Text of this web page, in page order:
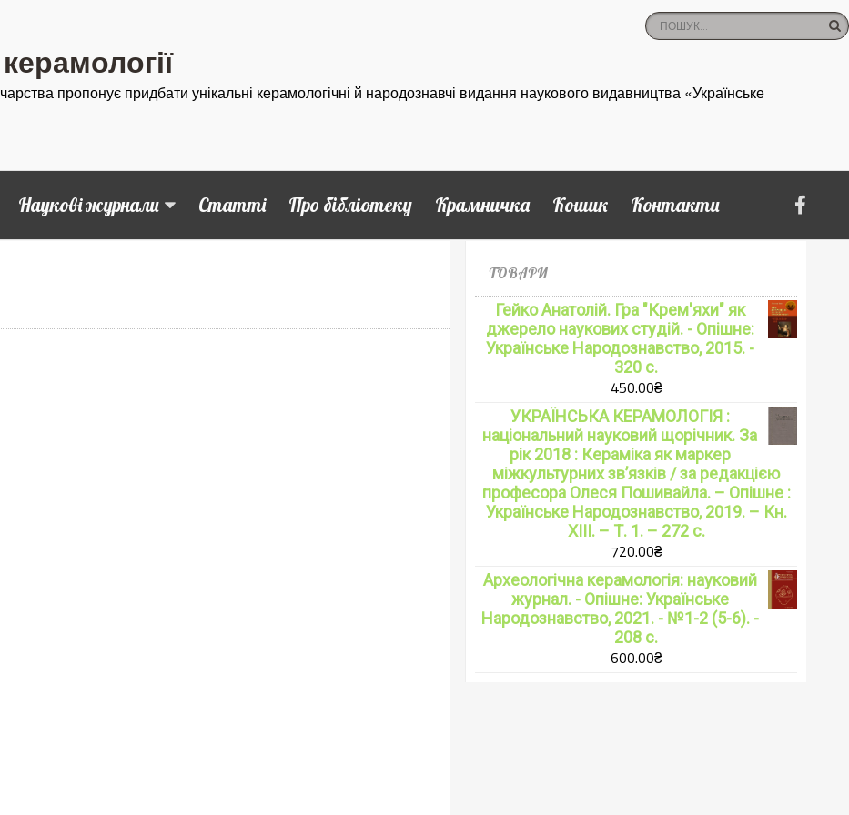
пропонує придбати унікальні керамологічні й народознавчі видання наукового видавництва «Українське
Наукові журнали Статті Про бібліотеку Крамничка Кошик Контакти
ТОВАРИ
Гейко Анатолій. Гра "Крем'яхи" як
джерело наукових студій. - Опішне:
Українське Народознавство, 2015. -
320 с.
450.00₴
УКРАЇНСЬКА КЕРАМОЛОГІЯ :
національний науковий щорічник. За
рік 2018 : Кераміка як маркер
міжкультурних зв’язків / за редакцією
професора Олеся Пошивайла. – Опішне :
Українське Народознавство, 2019. – Кн.
XIII. – Т. 1. – 272 с.
720.00₴
Археологічна керамологія: науковий
журнал. - Опішне: Українське
Народознавство, 2021. - №1-2 (5-6). -
208 с.
600.00₴